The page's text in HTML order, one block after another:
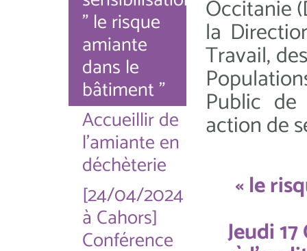
" le risque
amiante
dans le
bâtiment "
Accueillir de
l'amiante en
déchèterie
[24/04/2024
à Cahors]
Conférence
Occitanie
la
Travail,
Public
action de
« le
Jeudi